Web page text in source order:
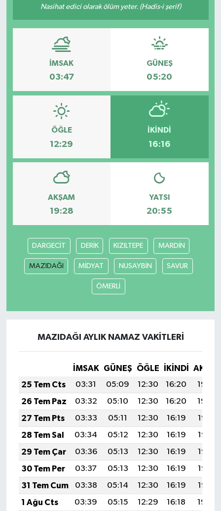
Nasihat edici olarak ölüm yeter. (Hadis-i şerif)
İMSAK
03:47
GÜNEŞ
05:20
ÖĞLE
12:29
İKINDI
16:16
AKŞAM
19:28
YATSI
20:55
DARGECİT DERİK KIZILTEPE MARDİN
MAZIDAĞI MİDYAT NUSAYBİN SAVUR
ÖMERLİ
MAZIDAĞI AYLIK NAMAZ VAKITLERI
İMSAK GÜNEŞ ÖĞLE İKINDI
25 Tem Cts
03:31 05:09 12:30 16:20
19:40
26 Tem Paz
03:32 05:10 12:30 16:20
19:39
27 Tem Pts
03:33 05:11 12:30 16:19
19:38
28 Tem Sal
03:34 05:12 12:30 16:19
19:38
29 Tem Çar
03:36 05:13 12:30 16:19
19:37
30 Tem Per
03:37 05:13 12:30 16:19
19:36
31 Tem Cum
03:38 05:14 12:30 16:19
19:35
1 Ağu Cts
03:39 05:15 12:29 16:18
19:34